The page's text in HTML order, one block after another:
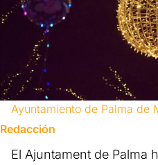
Ayuntamiento de Palma de
Redacción
El Ajuntament de Palma